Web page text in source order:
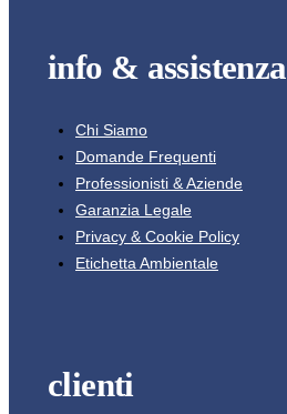
info & assistenza
Chi Siamo
Domande Frequenti
Professionisti & Aziende
Garanzia Legale
Privacy & Cookie Policy
Etichetta Ambientale
clienti